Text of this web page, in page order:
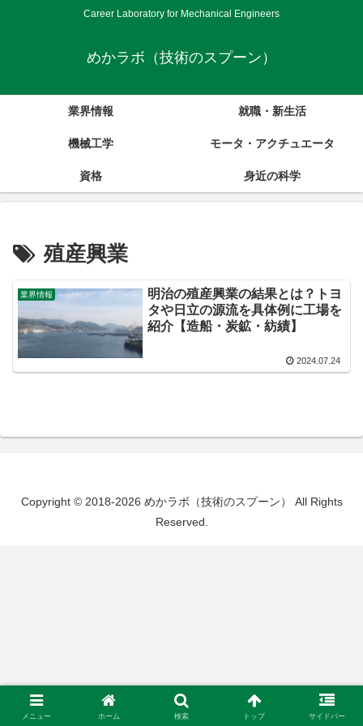
Career Laboratory for Mechanical Engineers
めかラボ（技術のスプーン）
業界情報 就職・新生活
機械工学 モータ・アクチュエータ
資格 身近の科学
殖産興業
業界情報
明治の殖産興業の結果とは？トヨ
タや日立の源流を具体例に工場を
紹介【造船・炭鉱・紡績】
2024.07.24
Copyright © 2018-2026 めかラボ（技術のスプーン） All Rights
Reserved.
メニュー ホーム 検索 トップ サイドバー